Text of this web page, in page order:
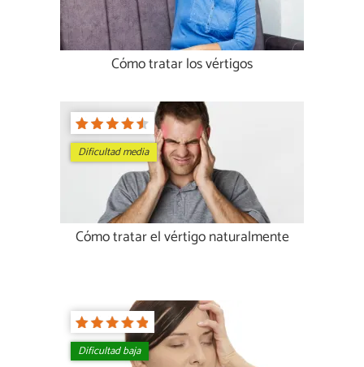
Cómo tratar los vértigos
Dificultad media
Cómo tratar el vértigo naturalmente
Dificultad baja